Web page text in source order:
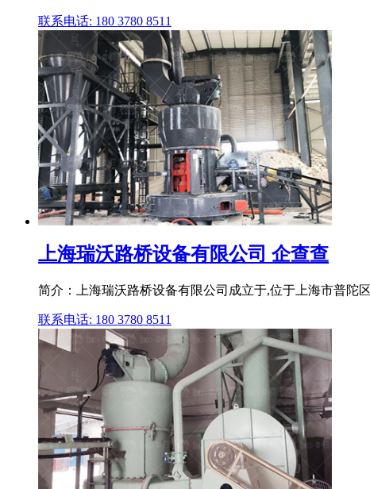
联系电话: 180 3780 8511
上海瑞沃路桥设备有限公司 企查查
简介：上海瑞沃路桥设备有限公司成立于,位于上海市普陀
联系电话: 180 3780 8511